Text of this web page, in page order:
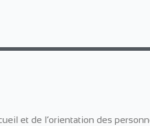
et de l’orientation des